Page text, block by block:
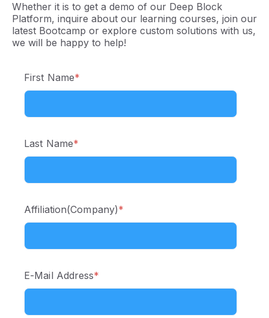
Whether it is to get a demo of our Deep Block
Platform, inquire about our learning courses, join our
latest Bootcamp or explore custom solutions with us,
we will be happy to help!
First Name*
Last Name*
Affiliation(Company)*
E-Mail Address*